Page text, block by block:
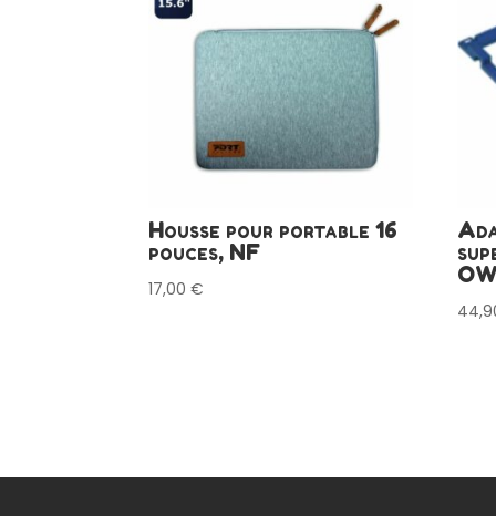
Housse pour portable 16
pouces, NF
17,00€